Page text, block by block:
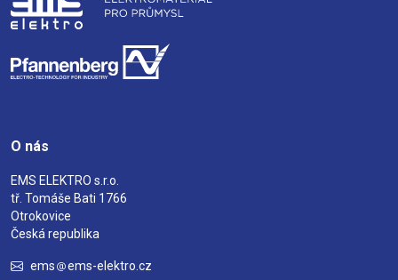
O nás
EMS ELEKTRO s.r.o.
tř. Tomáše Bati 1766
Otrokovice
Česká republika
ems
ems-elektro.cz